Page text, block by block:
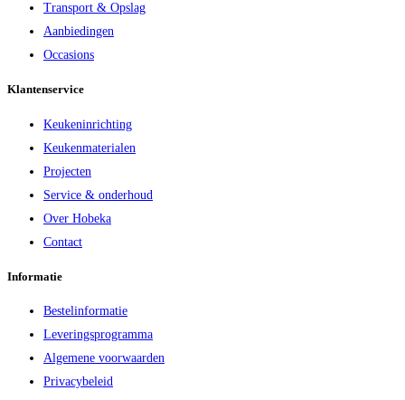
Transport & Opslag
Aanbiedingen
Occasions
Klantenservice
Keukeninrichting
Keukenmaterialen
Projecten
Service & onderhoud
Over Hobeka
Contact
Informatie
Bestelinformatie
Leveringsprogramma
Algemene voorwaarden
Privacybeleid